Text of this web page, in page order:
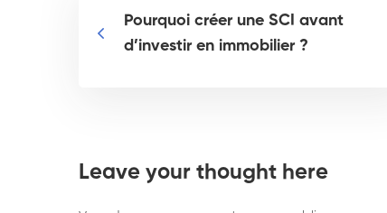
Pourquoi créer une SCI avant
d’investir en immobilier ?
Leave your thought here